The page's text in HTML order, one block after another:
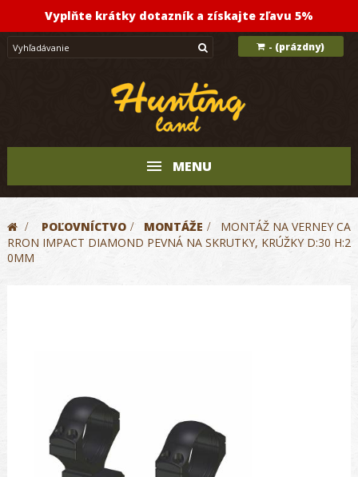
Vyplňte krátky dotazník a získajte zľavu 5%
- (prázdny)
MENU
> POĽOVNÍCTVO > MONTÁŽE >
MONTÁŽ NA VERNEY CA
RRON IMPACT DIAMOND PEVNÁ NA SKRUTKY, KRÚŽKY D:30 H:2
0MM